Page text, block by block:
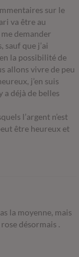
sur le
va être au
demander
que j’ai
la possibilité de
allons vivre de peu
j’en suis
a déjà de belles
l’argent n’est
être heureux et
la moyenne, mais
désormais .